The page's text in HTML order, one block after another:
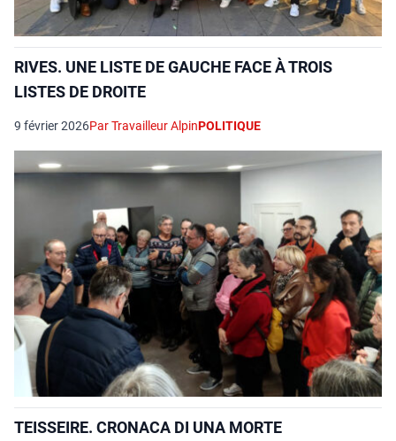
RIVES. UNE LISTE DE GAUCHE FACE À TROIS
LISTES DE DROITE
9 février 2026Par Travailleur AlpinPOLITIQUE
TEISSEIRE. CRONACA DI UNA MORTE